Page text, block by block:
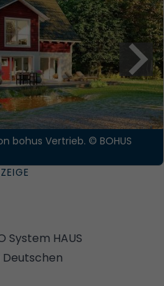
bohus Vertrieb. © BOHUS
System HAUS